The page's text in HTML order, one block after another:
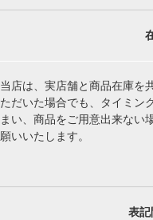
当店は、実店舗と商品在庫を
ただいた場合でも、タイミン
まい、商品をご用意出来ない
願いいたします。
表記